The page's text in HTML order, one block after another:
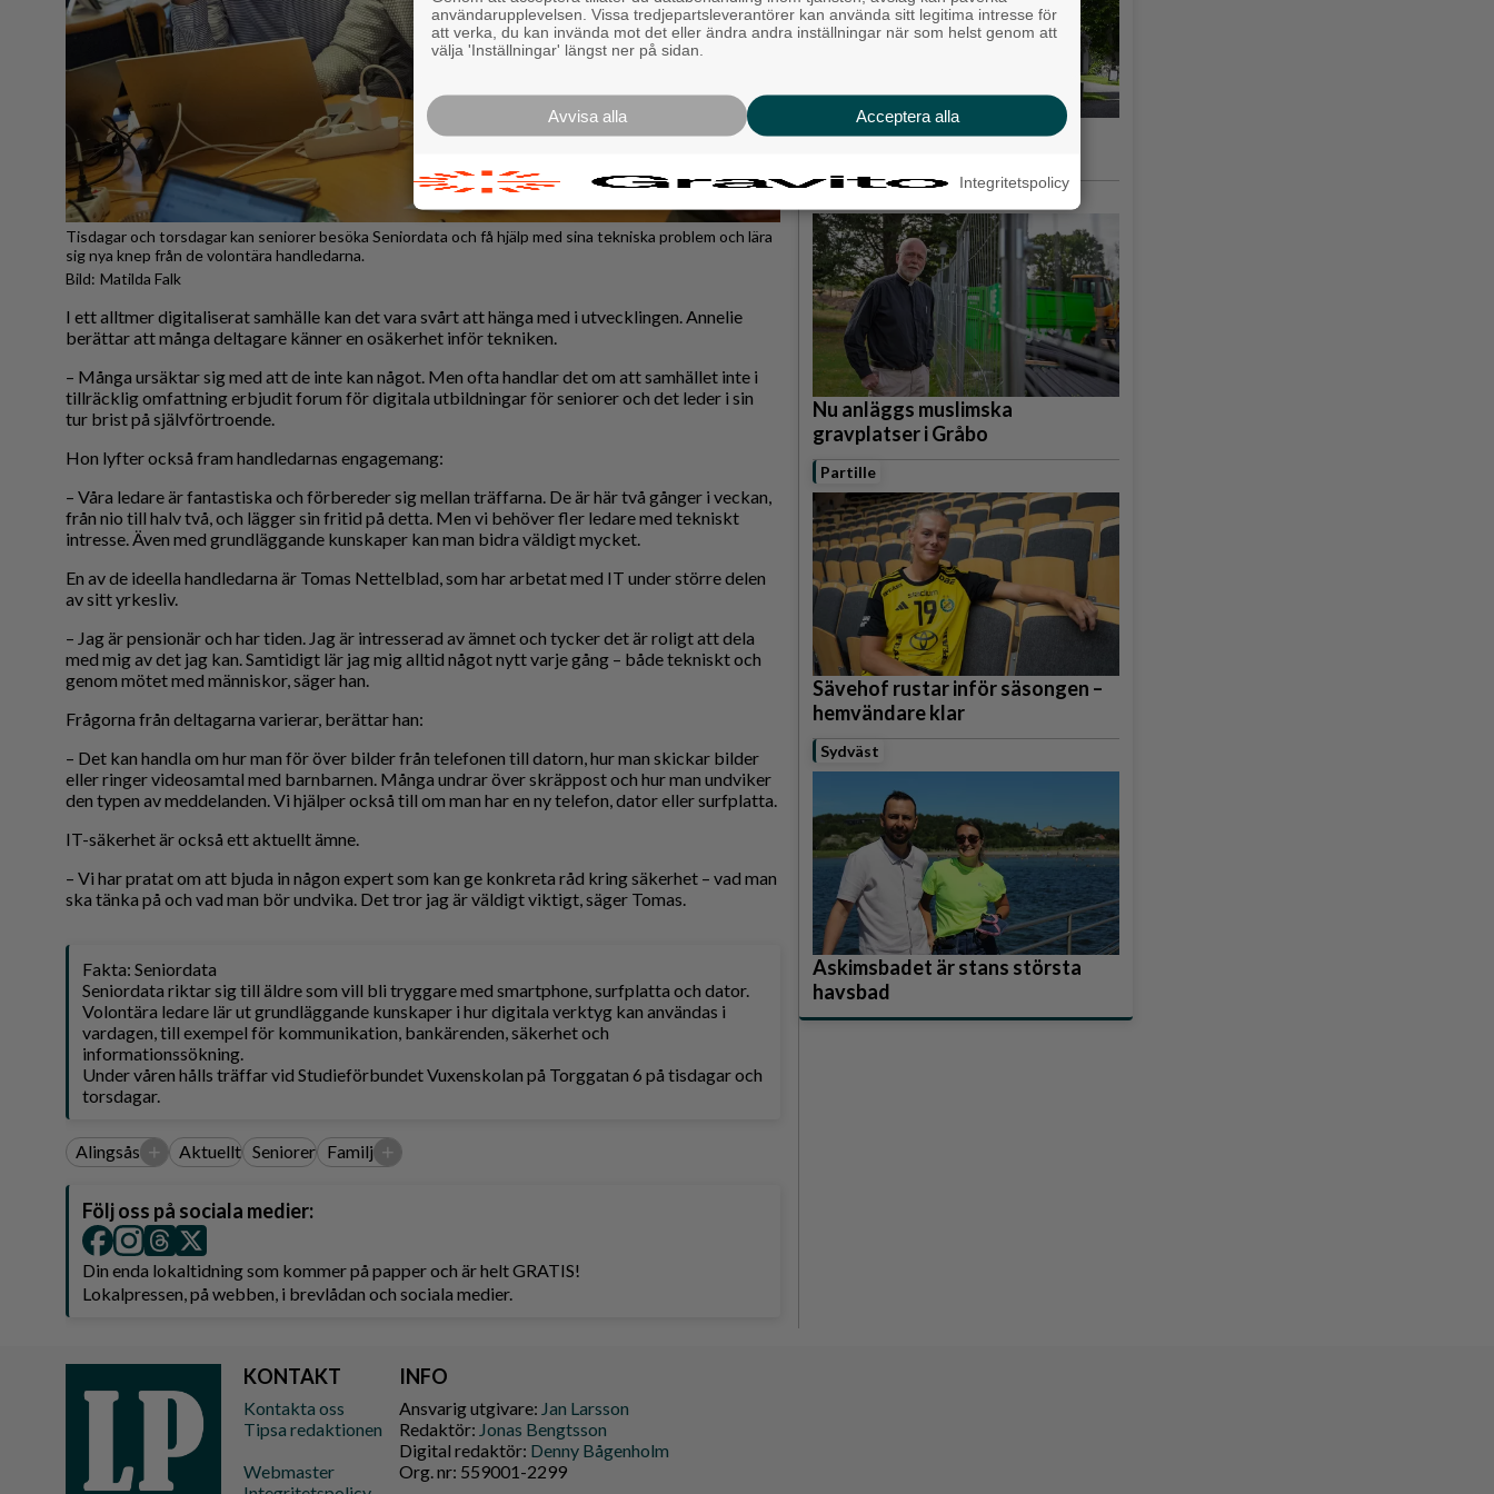
Tisdagar och torsdagar kan seniorer besöka Seniordata och få hjälp med sina tekniska problem och lära
sig nya knep från de volontära handledarna.
Matilda Falk
I ett alltmer digitaliserat samhälle kan det vara svårt att hänga med i utvecklingen. Annelie
berättar att många deltagare känner en osäkerhet inför tekniken.
– Många ursäktar sig med att de inte kan något. Men ofta handlar det om att samhället inte i
tillräcklig omfattning erbjudit forum för digitala utbildningar för seniorer och det leder i sin
tur brist på självförtroende.
Hon lyfter också fram handledarnas engagemang:
– Våra ledare är fantastiska och förbereder sig mellan träffarna. De är här två gånger i veckan,
från nio till halv två, och lägger sin fritid på detta. Men vi behöver fler ledare med tekniskt
intresse. Även med grundläggande kunskaper kan man bidra väldigt mycket.
En av de ideella handledarna är Tomas Nettelblad, som har arbetat med IT under större delen
av sitt yrkesliv.
– Jag är pensionär och har tiden. Jag är intresserad av ämnet och tycker det är roligt att dela
med mig av det jag kan. Samtidigt lär jag mig alltid något nytt varje gång – både tekniskt och
genom mötet med människor, säger han.
Frågorna från deltagarna varierar, berättar han:
– Det kan handla om hur man för över bilder från telefonen till datorn, hur man skickar bilder
eller ringer videosamtal med barnbarnen. Många undrar över skräppost och hur man undviker
den typen av meddelanden. Vi hjälper också till om man har en ny telefon, dator eller surfplatta.
IT-säkerhet är också ett aktuellt ämne.
– Vi har pratat om att bjuda in någon expert som kan ge konkreta råd kring säkerhet – vad man
ska tänka på och vad man bör undvika. Det tror jag är väldigt viktigt, säger Tomas.
Fakta: Seniordata
Seniordata riktar sig till äldre som vill bli tryggare med smartphone, surfplatta och dator.
Volontära ledare lär ut grundläggande kunskaper i hur digitala verktyg kan användas i
vardagen, till exempel för kommunikation, bankärenden, säkerhet och
informationssökning.
Under våren hålls träffar vid Studieförbundet Vuxenskolan på Torggatan 6 på tisdagar och
torsdagar.
Alingsås + Aktuellt Seniorer Familj +
Följ oss på sociala medier:
Din enda lokaltidning som kommer på papper och är helt GRATIS!
Lokalpressen, på webben, i brevlådan och sociala medier.
Lokalpressens tre bästa
Lerum
Nu anläggs muslimska
gravplatser i Gråbo
Partille
Sävehof rustar inför säsongen –
hemvändare klar
Sydväst
Askimsbadet är stans största
havsbad
KONTAKT
Kontakta oss
Tipsa redaktionen
Webmaster
INFO
Ansvarig utgivare: Jan Larsson
Redaktör: Jonas Bengtsson
Digital redaktör: Denny Bågenholm
Org. nr: 559001-2299
användarupplevelsen. Vissa tredjepartsleverantörer kan använda sitt legitima intresse för
att verka, du kan invända mot det eller ändra andra inställningar när som helst genom att
välja 'Inställningar' längst ner på sidan.
Acceptera alla
Avvisa alla
Integritetspolicy